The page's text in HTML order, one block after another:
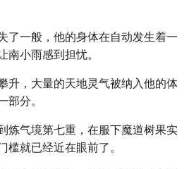
了一般，他的身体在自动发生着一
南小雨感到担忧。
升，大量的天地灵气被纳入他的体
部分。
炼气境第七重，在服下魔道树果实
槛就已经近在眼前了。